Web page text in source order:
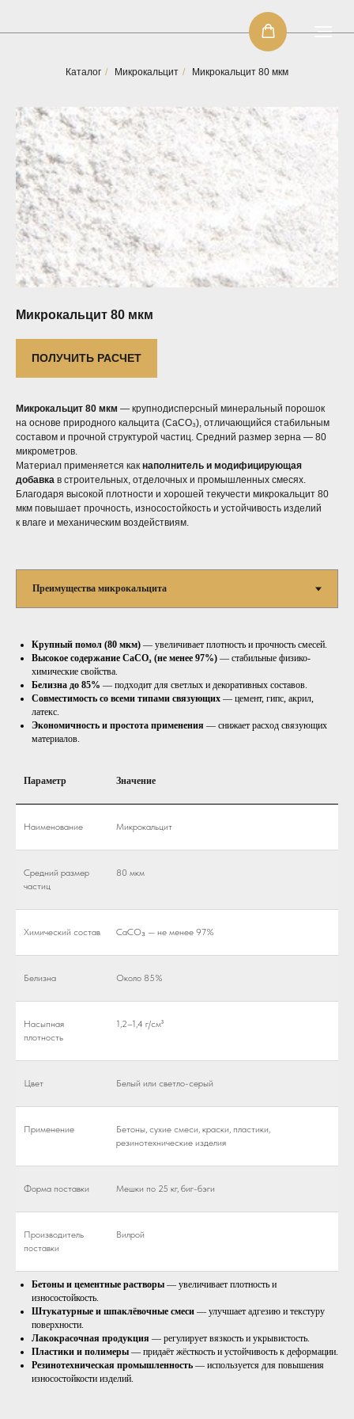
Каталог / Микрокальцит / Микрокальцит 80 мкм
Микрокальцит 80 мкм
ПОЛУЧИТЬ РАСЧЕТ
Микрокальцит 80 мкм — крупнодисперсный минеральный порошок
на основе природного кальцита (CaCO₃), отличающийся стабильным
составом и прочной структурой частиц. Средний размер зерна — 80
микрометров.
Материал применяется как наполнитель и модифицирующая
добавка в строительных, отделочных и промышленных смесях.
Благодаря высокой плотности и хорошей текучести микрокальцит 80
мкм повышает прочность, износостойкость и устойчивость изделий
к влаге и механическим воздействиям.
Крупный помол (80 мкм) — увеличивает плотность и прочность смесей.
Высокое содержание CaCO₃ (не менее 97%) — стабильные физико-
химические свойства.
Белизна до 85% — подходит для светлых и декоративных составов.
Совместимость со всеми типами связующих — цемент, гипс, акрил,
латекс.
Экономичность и простота применения — снижает расход связующих
материалов.
Параметр Значение
Наименование Микрокальцит
Средний размер
частиц
80 мкм
Химический состав CaCO₃ — не менее 97%
Белизна Около 85%
Насыпная
плотность
1,2–1,4 г/см³
Цвет Белый или светло-серый
Применение
Бетоны, сухие смеси, краски, пластики,
резинотехнические изделия
Форма поставки Мешки по 25 кг, биг-бэги
Производитель
поставки
Вилрой
Бетоны и цементные растворы — увеличивает плотность и
износостойкость.
Штукатурные и шпаклёвочные смеси — улучшает адгезию и текстуру
поверхности.
Лакокрасочная продукция — регулирует вязкость и укрывистость.
Пластики и полимеры — придаёт жёсткость и устойчивость к деформации.
Резинотехническая промышленность — используется для повышения
износостойкости изделий.